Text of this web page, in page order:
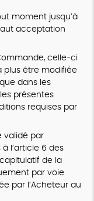
moment jusqu’à
acceptation
celle-ci
plus être modifiée
dans les
présentes
requises par
validé par
l’article 6 des
de la
par voie
par l’Acheteur au